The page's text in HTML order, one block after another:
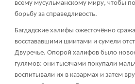
всему мусульманскому миру, чтобы
борьбу за справедливость.
Багдадские халифы ожесточённо
восстававшими шиитами и сумели
Двуречье. Опорой халифов было
гулямов: они тысячами покупали
воспитывали их в казармах и затем